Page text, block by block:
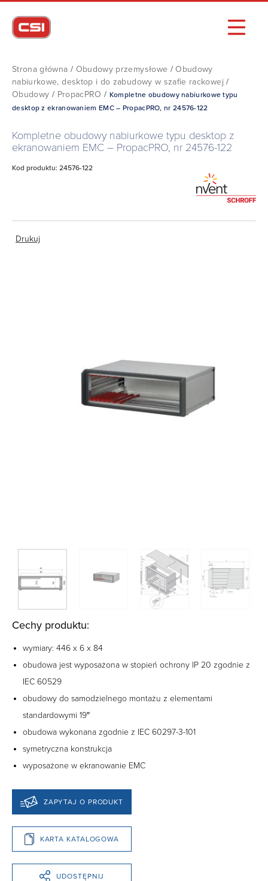
Strona główna / Obudowy przemysłowe /Obudowy
nabiurkowe, desktop i do zabudowy w szafie rackowej /
Obudowy / PropacPRO / Kompletne obudowy nabiurkowe typu
desktop z ekranowaniem EMC – PropacPRO, nr 24576-122
Kompletne obudowy nabiurkowe typu desktop z
ekranowaniem EMC – PropacPRO, nr 24576-122
Kod produktu: 24576-122
Drukuj
Cechy produktu:
wymiary: 446 x 6 x 84
obudowa jest wyposażona w stopień ochrony IP 20 zgodnie z
IEC 60529
obudowy do samodzielnego montażu z elementami
standardowymi 19″
obudowa wykonana zgodnie z IEC 60297-3-101
symetryczna konstrukcja
wyposażone w ekranowanie EMC
ZAPYTAJ O PRODUKT
KARTA KATALOGOWA
UDOSTĘPNIJ